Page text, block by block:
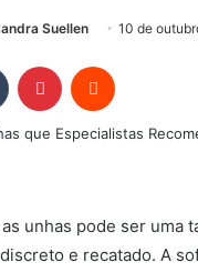
Suellen 10 de
Tumblr Pinterest
unhas pode ser
e recatado. A